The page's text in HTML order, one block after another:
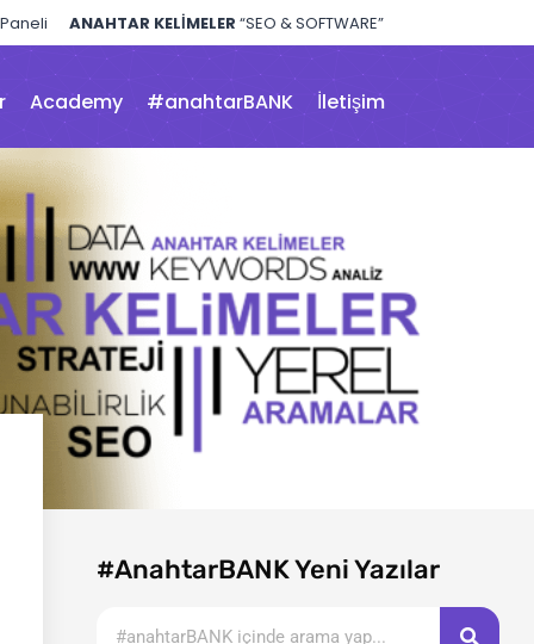
ANAHTAR KELİMELER “SEO & SOFTWARE”
Academy #anahtarBANK İletişim
#AnahtarBANK Yeni Yazılar